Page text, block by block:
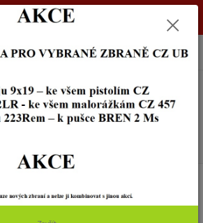
na info@zbraneostrava.cz nebo tel.
605056161.
0ks
za 0,00 Kč
HTC PRO IR-